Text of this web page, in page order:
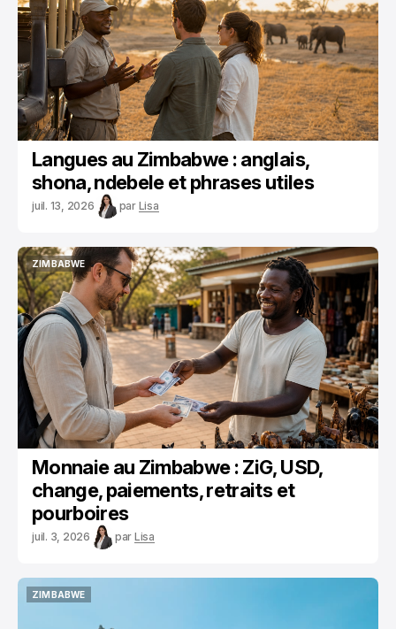
Langues au Zimbabwe : anglais,
shona, ndebele et phrases utiles
juil. 13, 2026 par Lisa
ZIMBABWE
ZIMBABWE
Monnaie au Zimbabwe : ZiG, USD,
change, paiements, retraits et
pourboires
juil. 3, 2026 par Lisa
ZIMBABWE